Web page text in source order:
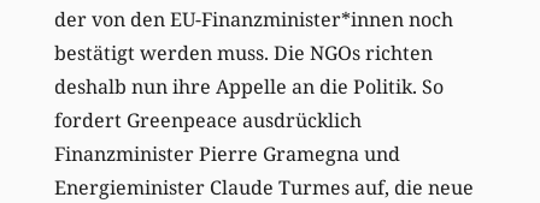
der von den EU-Finanzminister*innen noch
bestätigt werden muss. Die NGOs richten
deshalb nun ihre Appelle an die Politik. So
fordert Greenpeace ausdrücklich
Finanzminister Pierre Gramegna und
Energieminister Claude Turmes auf, die neue